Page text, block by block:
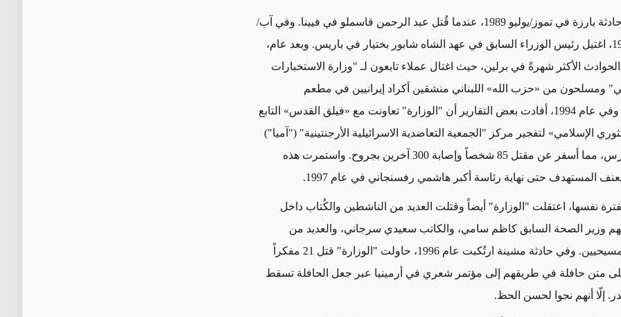
أول حادثة بارزة في تموز/يوليو 1989، عندما قُتل عبد الرحمن قاسملو في فيينا. وفي آب/
الأكثر شهرةً في برلين، حيث اغتال عملاء تابعون لـ "وزارة الاستخبارات
ومسلحون من «حزب الله» اللبناني منشقين أكراد إيرانيين في مطعم
في عام 1994، أفادت بعض التقارير أن "الوزارة" تعاونت مع «فيلق القدس» التابع
الإسلامي» لتفجير مركز "الجمعية التعاضدية الاسرائيلية الأرجنتينية" ("آميا")
مما أسفر عن مقتل 85 شخصاً
وإصابة 300 آخرين بجروح . واستمرتهذه
المستهدف حتى نهاية رئاسة أكبر هاشمي رفسنجاني في عام 1997.
نفسها، اعتقلت "الوزارة" أيضاً وقتلت العديد من الناشطين والكُتاب داخل
فيهم وزير الصحة السابق كاظم سامي، والكاتب سعيدي سرجاني، والعديد من
المسيحيين. وفي حادثة مشينة ارتُكبت عام 1996، حاولت "الوزارة" قتل 21 مفكراً
على متن حافلة في طريقهم إلى مؤتمر شعري في أرمينيا عبر جعل الحافلة تسقط
إلّا أنهم نجوا لحسن الحظ.